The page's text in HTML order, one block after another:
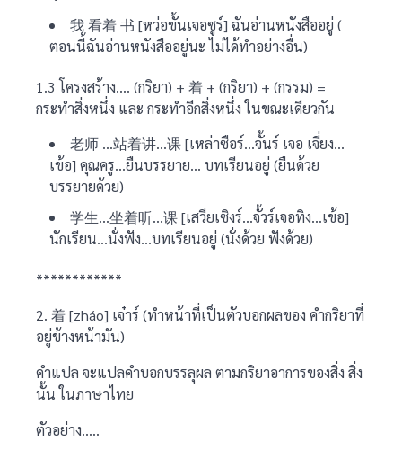
我 看着 书 [หว่อขั้นเจอซูร์] ฉันอ่านหนังสืออยู่ (
ตอนนี้ฉันอ่านหนังสืออยู่นะ ไม่ได้ทำอย่างอื่น)
1.3 โครงสร้าง…. (กริยา) + 着 + (กริยา) + (กรรม) =
กระทำสิ่งหนึ่ง และ กระทำอีกสิ่งหนึ่ง ในขณะเดียวกัน
老师 …站着讲…课 [เหล่าซือร์…จั้นร์ เจอ เจี่ยง…
เข้อ] คุณครู…ยืนบรรยาย… บทเรียนอยู่ (ยืนด้วย
บรรยายด้วย)
学生…坐着听…课 [เสวียเซิงร์…จั้วร์เจอทิง…เข้อ]
นักเรียน…นั่งฟัง…บทเรียนอยู่ (นั่งด้วย ฟังด้วย)
************
2. 着 [zháo] เจ๋าร์ (ทำหน้าที่เป็นตัวบอกผลของ คำกริยาที่
อยู่ข้างหน้ามัน)
คำแปล จะแปลคำบอกบรรลุผล ตามกริยาอาการของสิ่ง สิ่ง
นั้น ในภาษาไทย
ตัวอย่าง…..